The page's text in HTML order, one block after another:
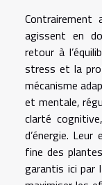
Contrairement
agissent en
retour à
stress et la
mécanisme
et mentale,
clarté
d’énergie.
fine des
garantis ici par